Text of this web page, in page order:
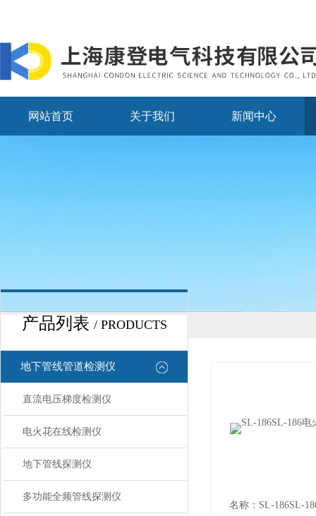
网站首页 关于我们 新闻中心
产品列表 / PRODUCTS
地下管线管道检测仪
直流电压梯度检测仪
电火花在线检测仪
地下管线探测仪
多功能全频管线探测仪